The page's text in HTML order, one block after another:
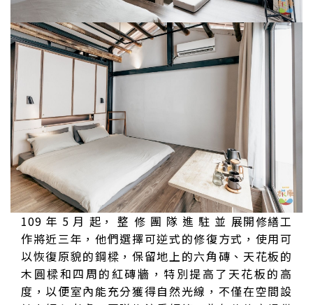
109 年 5 月 起， 整 修 團 隊 進 駐 並 展開修繕工
作將近三年，他們選擇可逆式的修復方式，使用可
以恢復原貌的鋼樑，保留地上的六角磚、天花板的
木圓樑和四周的紅磚牆，特別提高了天花板的高
度，以便室內能充分獲得自然光線，不僅在空間設